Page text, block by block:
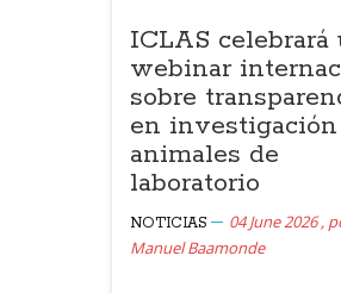
ICLAS celebrará
webinar
sobre
en
animales de
laboratorio
NOTICIAS 04 June 2026 ,
Manuel Baamonde